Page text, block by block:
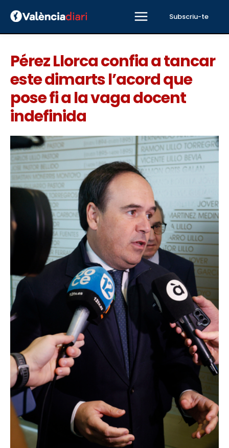
Subscriu-te
Pérez Llorca confia a tancar
este dimarts l’acord que
pose fi a la vaga docent
indefinida